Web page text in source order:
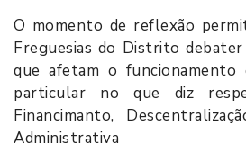
O momento de reflexão
Freguesias do Distrito
que afetam o funcionamento
particular no que diz
Financimanto,
Administrativa